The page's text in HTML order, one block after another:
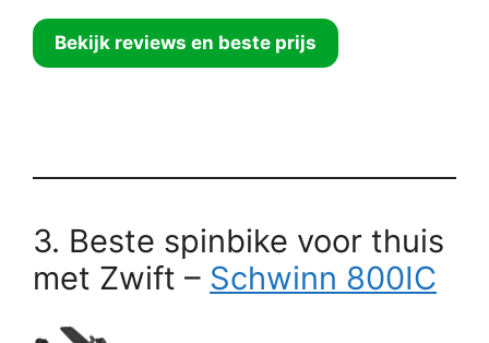
Bekijk reviews en beste prijs
3. Beste spinbike voor thuis
met Zwift – Schwinn 800IC